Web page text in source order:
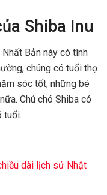
Shiba Inu
Bản này có tình
chúng có tuổi thọ
sóc tốt, những bé
Chú chó Shiba có
tuổi.
dài lịch sử Nhật